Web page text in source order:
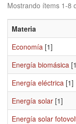
Mostrando ítems 1-8
Materia
Economía [1]
Energía biomásica
Energía eléctrica [1]
Energía solar [1]
Energía solar